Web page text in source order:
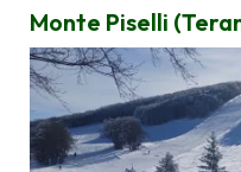
Monte Piselli